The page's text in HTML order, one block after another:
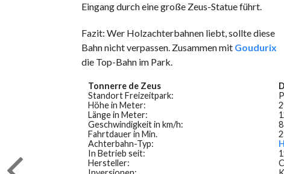
Eingang durch eine große Zeus-Statue führt.
Fazit: Wer Holzachterbahnen liebt, sollte diese
Bahn nicht verpassen. Zusammen mit Goudurix
die Top-Bahn im Park.
Tonnerre de Zeus
Standort Freizeitpark:
Höhe in Meter:
Länge in Meter:
Geschwindigkeit in km/h:
Fahrtdauer in Min.
Achterbahn-Typ:
In Betrieb seit:
Hersteller: